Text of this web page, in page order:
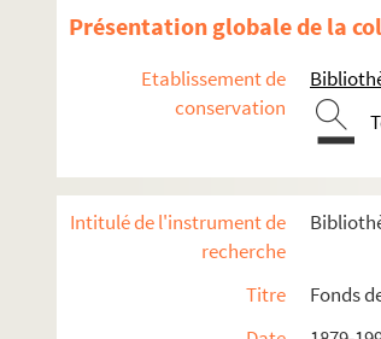
Présentation globale de la
Etablissement de
conservation
Intitulé de l'instrument de
recherche
Titre
Fonds
La nuit de noces. 1904
Octave : comédie en 1 acte.
L'oeil de lynx : comédie en 3
Les oiseaux de passage :
On a trouvé une femme nue :
L'orgie romaine